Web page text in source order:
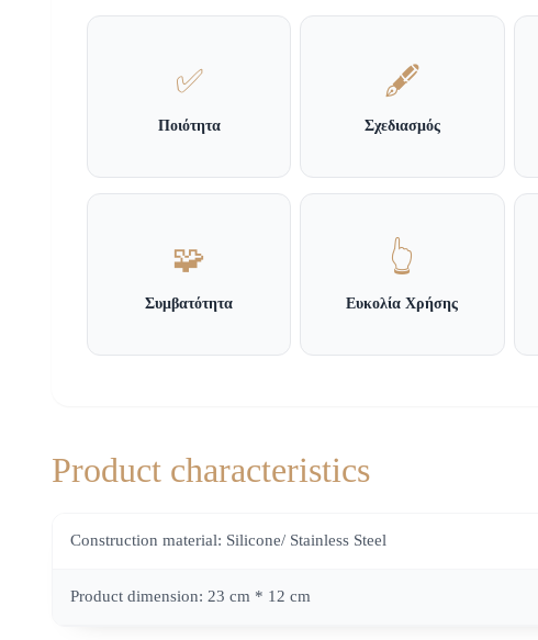
✅
Ποιότητα
🖋️
Σχεδιασμός
🧩
Συμβατότητα
👆
Ευκολία Χρήσης
Product characteristics
Construction material: Silicone/ Stainless Steel
Product dimension: 23 cm * 12 cm